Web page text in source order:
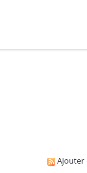
ainsi que
Ajouter